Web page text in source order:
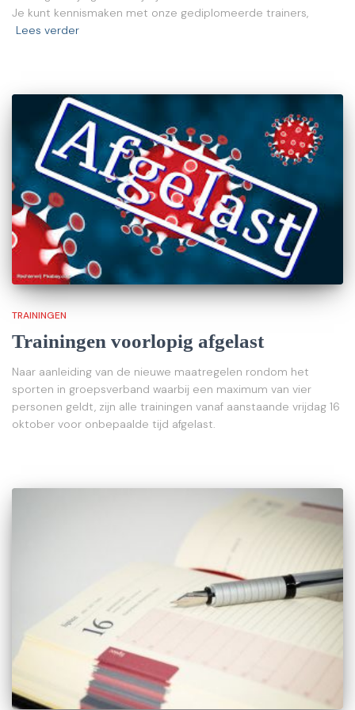
Je kunt kennismaken met onze gediplomeerde trainers,
Lees verder
TRAININGEN
Trainingen voorlopig afgelast
Naar aanleiding van de nieuwe maatregelen rondom het
sporten in groepsverband waarbij een maximum van vier
personen geldt, zijn alle trainingen vanaf aanstaande vrijdag 16
oktober voor onbepaalde tijd afgelast.